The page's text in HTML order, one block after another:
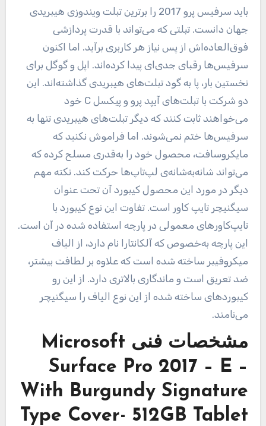
باید سرفیس پرو 2017 را برترین تبلت ویندوزی هیبریدی
جهان دانست. تبلتی که می‌تواند با قدرت پردازشی
فوق‌العاده‌اش از پس نیاز هر کاربری برآید. اما اکنون
سرفیس‌ها رقبای جدی‌ای پیدا کرده‌اند. اپل و گوگل برای
نخستین بار، پا به گود تبلت‌های هیبریدی گذاشته‌اند. این
دو شرکت با تبلت‌های آیپد پرو و پیکسل C خود
می‌خواهند ثابت کنند که دیگر تبلت‌های هیبریدی تنها به
سرفیس‌ها ختم نمی‌شوند. اما فراموش نکنید که
مایکروسافت، محصول خود را به‌قدری مسلح کرده که
می‌تواند شانه‌به‌شانه‌ی لپ‌تاپ‌ها حرکت کند. نکته مهم
دیگر در مورد این محصول کیبورد آن تحت عنوان
سیگنیچر تایپ کاور است. تفاوت این نوع کیبورد با
تایپ‌کاورهای معمولی در پارچه استفاده شده در آن است.
این پارچه به‌خصوص که آلکانتارا نام دارد،‌‌ از الیاف
میکرو‌‌فیبر ساخته شده است که علاوه بر لطافت بیشتر،
ضد تعریق است و ماندگاری بالاتری دارد. از این رو
کیبوردهای ساخته شده از این نوع الیاف را سیگنیچر
می‌نامند.
مشخصات فنی Microsoft
Surface Pro 2017 – E –
With Burgundy Signature
Type Cover- 512GB Tablet